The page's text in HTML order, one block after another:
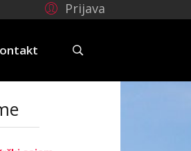
Prijava